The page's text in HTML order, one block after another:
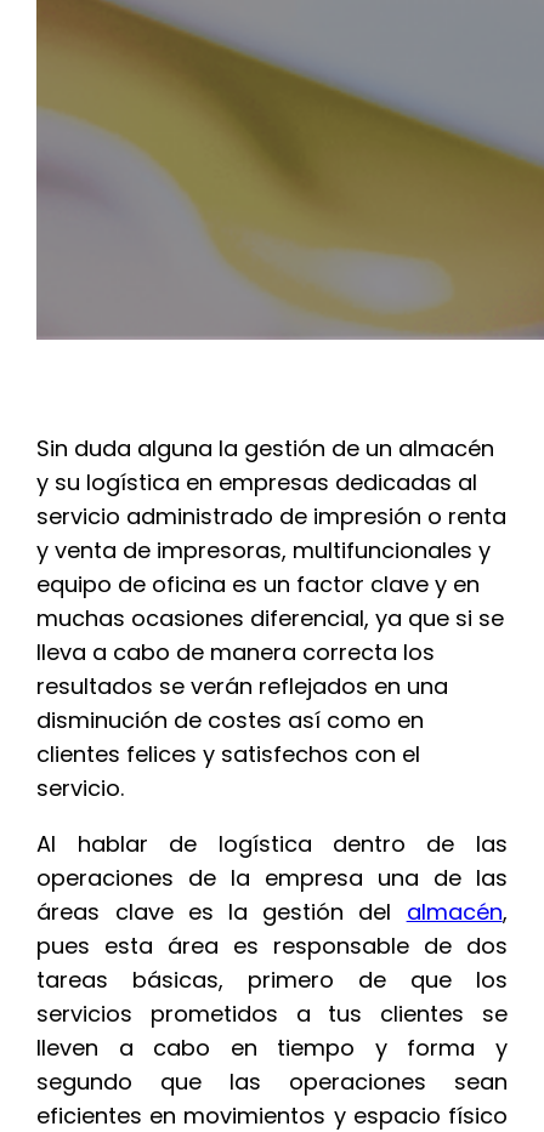
Sin duda alguna la gestión de un almacén
y su logística en empresas dedicadas al
servicio administrado de impresión o renta
y venta de impresoras, multifuncionales y
equipo de oficina es un factor clave y en
muchas ocasiones diferencial, ya que si se
lleva a cabo de manera correcta los
resultados se verán reflejados en una
disminución de costes así como en
clientes felices y satisfechos con el
servicio.
Al hablar de logística dentro de las
operaciones de la empresa una de las
áreas clave es la gestión del almacén,
pues esta área es responsable de dos
tareas básicas, primero de que los
servicios prometidos a tus clientes se
lleven a cabo en tiempo y forma y
segundo que las operaciones sean
eficientes en movimientos y espacio físico